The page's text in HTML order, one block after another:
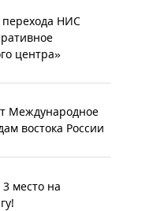
перехода НИС
центра»
Международное
востока России
место на